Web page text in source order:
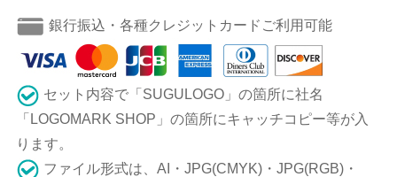
銀行振込・各種クレジットカードご利用可能
セット内容で「SUGULOGO」の箇所に社名
「LOGOMARK SHOP」の箇所にキャッチコピー等が入
ります。
ファイル形式は、AI・JPG(CMYK)・JPG(RGB)・